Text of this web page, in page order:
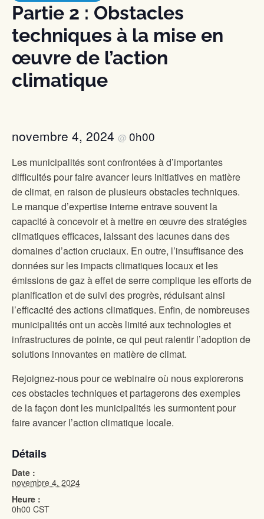
Partie 2 : Obstacles
techniques à la mise en
œuvre de l’action
climatique
novembre 4, 2024 @ 0h00
Les municipalités sont confrontées à d’importantes
difficultés pour faire avancer leurs initiatives en matière
de climat, en raison de plusieurs obstacles techniques.
Le manque d’expertise interne entrave souvent la
capacité à concevoir et à mettre en œuvre des stratégies
climatiques efficaces, laissant des lacunes dans des
domaines d’action cruciaux. En outre, l’insuffisance des
données sur les impacts climatiques locaux et les
émissions de gaz à effet de serre complique les efforts de
planification et de suivi des progrès, réduisant ainsi
l’efficacité des actions climatiques. Enfin, de nombreuses
municipalités ont un accès limité aux technologies et
infrastructures de pointe, ce qui peut ralentir l’adoption de
solutions innovantes en matière de climat.
Rejoignez-nous pour ce webinaire où nous explorerons
ces obstacles techniques et partagerons des exemples
de la façon dont les municipalités les surmontent pour
faire avancer l’action climatique locale.
Détails
Date :
novembre 4, 2024
Heure :
0h00 CST